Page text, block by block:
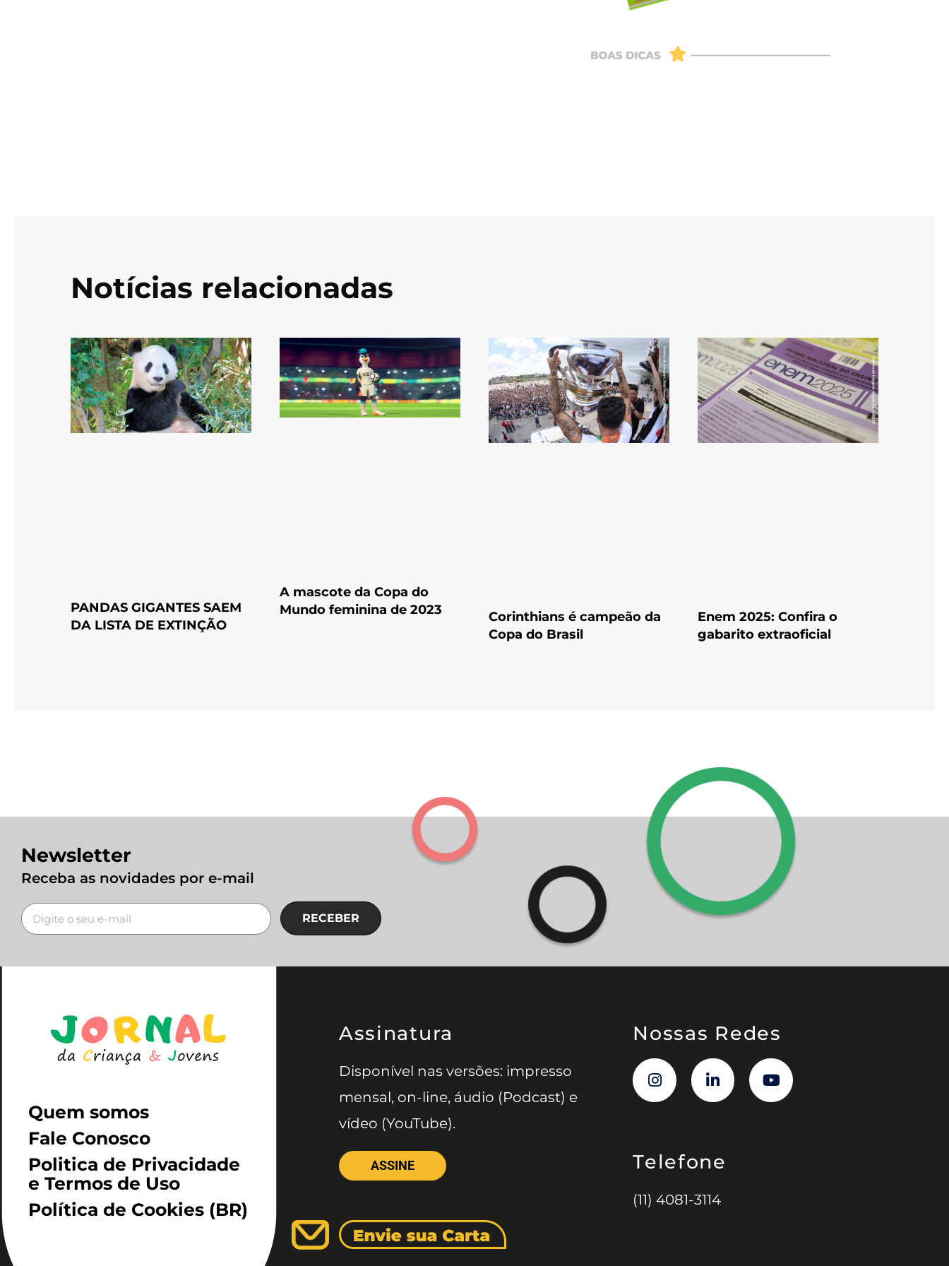
Notícias relacionadas
PANDAS GIGANTES SAEM
DA LISTA DE EXTINÇÃO
A mascote da Copa do
Mundo feminina de 2023
Corinthians é campeão da
Copa do Brasil
Enem 2025: Confira o
gabarito extraoficial
Newsletter
Receba as novidades por e-mail
RECEBER
Quem somos
Fale Conosco
Politica de Privacidade
e Termos de Uso
Política de Cookies (BR)
Assinatura
Disponível nas versões: impresso
mensal, on-line, áudio (Podcast) e
vídeo (YouTube).
ASSINE
Nossas Redes
Telefone
(11) 4081-3114